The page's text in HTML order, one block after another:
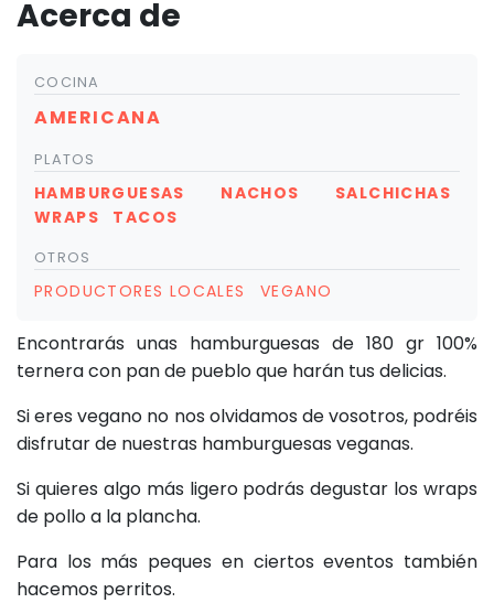
Acerca de
COCINA
AMERICANA
PLATOS
HAMBURGUESAS NACHOS
SALCHICHAS
WRAPS
TACOS
OTROS
PRODUCTORES LOCALES VEGANO
Encontrarás unas hamburguesas de 180 gr 100%
ternera con pan de pueblo que harán tus delicias.
Si eres vegano no nos olvidamos de vosotros, podréis
disfrutar de nuestras hamburguesas veganas.
Si quieres algo más ligero podrás degustar los wraps
de pollo a la plancha.
Para los más peques en ciertos eventos también
hacemos perritos.